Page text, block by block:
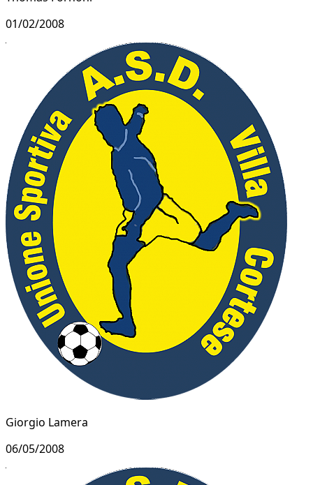
01/02/2008
Giorgio Lamera
06/05/2008